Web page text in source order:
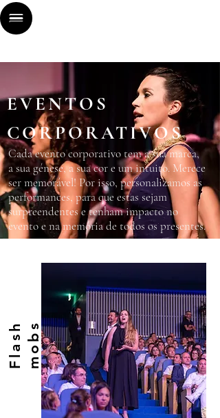
EVENTOS
CORPORATIVOS
Cada evento corporativo tem a sua marca,
a sua génese, a sua cor e um intuito. Merece
ser memorável! Por isso, personalizamos as
performances, para que estas sejam
surpreendentes e tenham impacto no
evento e na memória de todos os presentes.
F
l
a
s
h
m
o
bs